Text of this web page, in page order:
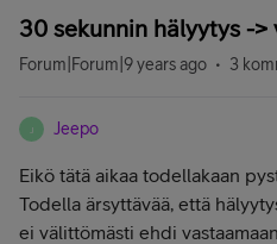
30 sekunnin hälyytys ->
Forum|Forum|9 years ago 3
J Jeepo
Eikö tätä aikaa todellakaan
Todella ärsyttävää, että
ei välittömästi ehdi